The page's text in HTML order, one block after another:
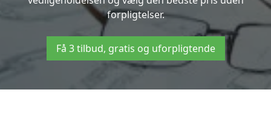
forpligtelser.
Få 3 tilbud, gratis og uforpligtende